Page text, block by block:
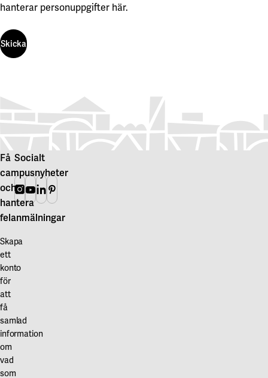
hanterar personuppgifter här.
Skicka
Få
campusnyheter
och
hantera
felanmälningar
Skapa
ett
konto
för
att
få
samlad
information
om
vad
som
Socialt
Instagram
Youtube
Linkedin
Pinterest